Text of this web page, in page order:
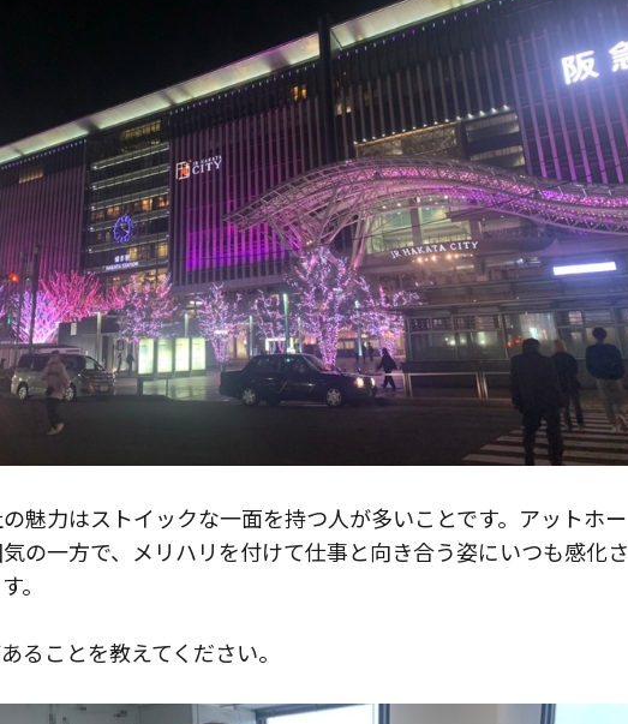
魅力はストイックな一面を持つ人が多いことです。アットホー
の一方で、メリハリを付けて仕事と向き合う姿にいつも感化さ
。
ることを教えてください。